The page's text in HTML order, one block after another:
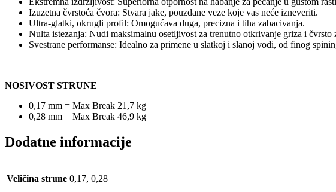
Izuzetna čvrstoća čvora: Stvara jake, pouzdane veze koje vas neće izneveriti.
Ultra-glatki, okrugli profil: Omogućava duga, precizna i tiha zabacivanja.
Nulta istezanja: Nudi maksimalnu osetljivost za trenutno otkrivanje griza i čvrsto
Svestrane performanse: Idealno za primene u slatkoj i slanoj vodi, od finog
NOSIVOST STRUNE
0,17 mm = Max Break 21,7 kg
0,28 mm = Max Break 46,9 kg
Dodatne informacije
Veličina strune 0,17, 0,28